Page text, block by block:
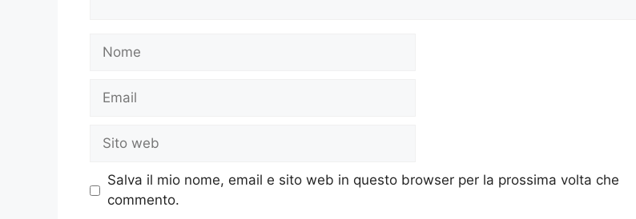
Nome
Email
Sito
web
Salva il mio nome, email e sito web in questo browser per la prossima volta che
commento.